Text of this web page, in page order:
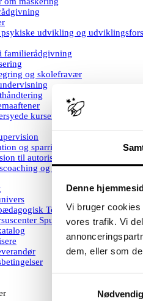
Denne
Vi bruger
vores trafik. Vi
dem, eller som
Nødvendig
psykiske udvikling og
familierådgivning
og skolefravær
kurser
og sparring
til autorisation
og ledersupervision
Toolbox
Sputnik